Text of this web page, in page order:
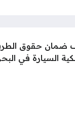
ضمان حقوق
السيارة في